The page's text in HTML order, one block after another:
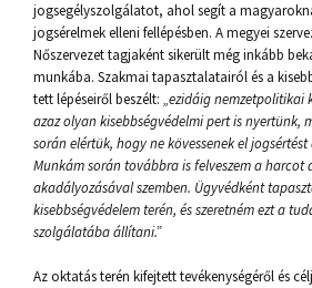
jogsegélyszolgálatot, ahol segít a
jogsérelmek elleni fellépésben. A megyei
Nőszervezet tagjaként sikerült még inkább
munkába. Szakmai tapasztalatairól és a
tett lépéseiről beszélt: „ezidáig nemzetpolitikai
azaz olyan kisebbségvédelmi pert is nyertünk,
során elértük, hogy ne kövessenek el
Munkám során továbbra is felveszem a harcot
akadályozásával szemben. Ügyvédként
kisebbségvédelem terén, és szeretném ezt a
szolgálatába állítani.”
Az oktatás terén kifejtett tevékenységéről és